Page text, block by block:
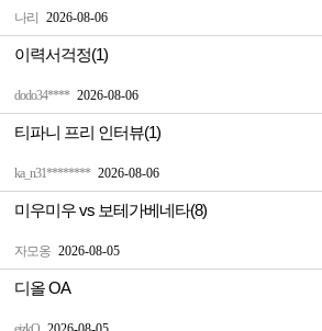
나리 2026-08-06
dodo34**** 2026-08-06
이력서걱정(1)
ka_n31******** 2026-08-06
티파니 프리 인터뷰(1)
자모옹 2026-08-05
미우미우 vs 보테가베네타(8)
디올 OA